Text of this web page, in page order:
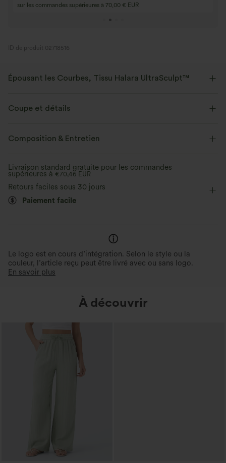
Achetez 4 pour 3, achetez 8 pour 6
ID de produit 02718516
Épousant les Courbes, Tissu Halara UltraSculpt™
Évacue l’humidité
Coupe et détails
Près du corps Soutien-gorge intégré
Sans manches Haute élasticité
Composition & Entretien
Livraison standard gratuite pour les commandes
supérieures à €70,46 EUR
Retours faciles sous 30 jours
Paiement facile
Le logo est en cours d’intégration. Selon le style ou la
couleur, l’article reçu peut être livré avec ou sans logo.
En savoir plus
À découvrir